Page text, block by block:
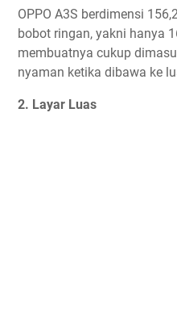
OPPO A3S berdimensi
bobot ringan, yakni hanya
membuatnya cukup
nyaman ketika dibawa ke
2. Layar Luas